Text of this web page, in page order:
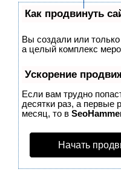
о
е
м
е
ю
Как продвинуть
Вы создали или только
а целый комплекс
Ускорение
Если вам трудно
десятки раз, а первые
месяц, то в
Начать